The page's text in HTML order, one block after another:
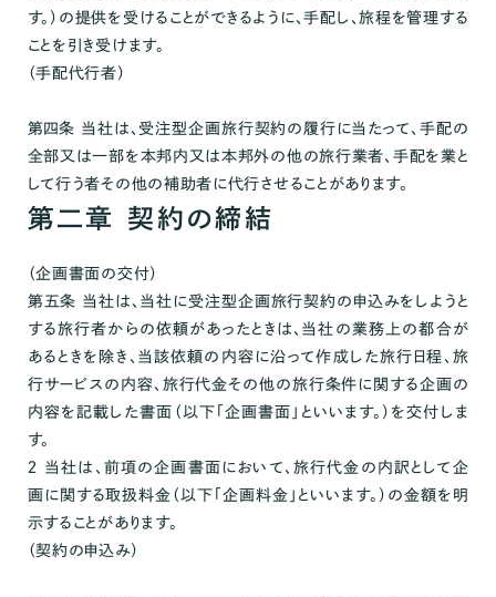
す。）の提供を受けることができるように、手配し、旅程を管理する
ことを引き受けます。
（手配代行者）
第四条 当社は、受注型企画旅行契約の履行に当たって、手配の
全部又は一部を本邦内又は本邦外の他の旅行業者、手配を業と
して行う者その他の補助者に代行させることがあります。
第二章 契約の締結
（企画書面の交付）
第五条 当社は、当社に受注型企画旅行契約の申込みをしようと
する旅行者からの依頼があったときは、当社の業務上の都合が
あるときを除き、当該依頼の内容に沿って作成した旅行日程、旅
行サービスの内容、旅行代金その他の旅行条件に関する企画の
内容を記載した書面（以下「企画書面」といいます。）を交付しま
す。
２ 当社は、前項の企画書面において、旅行代金の内訳として企
画に関する取扱料金（以下「企画料金」といいます。）の金額を明
示することがあります。
（契約の申込み）